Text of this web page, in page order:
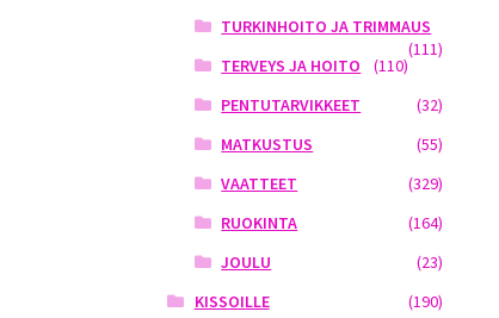
TURKINHOITO JA TRIMMAUS
(111)
TERVEYS JA HOITO
(110)
PENTUTARVIKKEET
(32)
MATKUSTUS
(55)
VAATTEET
(329)
RUOKINTA
(164)
JOULU
(23)
KISSOILLE
(190)